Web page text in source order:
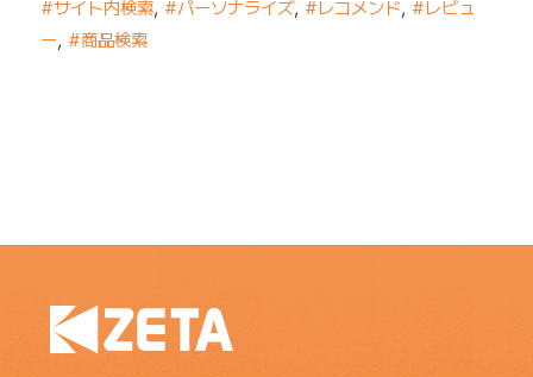
#サイト内検索, #パーソナライズ, #レコメンド, #レビュ
ー, #商品検索